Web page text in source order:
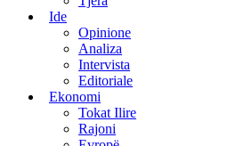
Ide
Opinione
Analiza
Intervista
Editoriale
Ekonomi
Tokat Ilire
Rajoni